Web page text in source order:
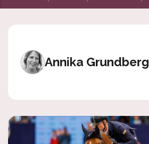
Annika Grundberg